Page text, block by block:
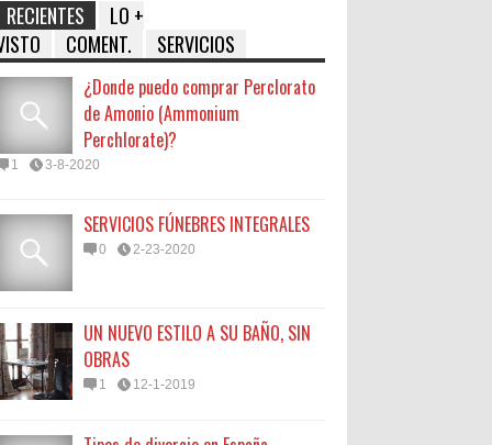
RECIENTES
LO +
COMENT. SERVICIOS
¿Donde puedo comprar Perclorato
de Amonio (Ammonium
Perchlorate)?
1 3-8-2020
SERVICIOS FÚNEBRES INTEGRALES
0 2-23-2020
UN NUEVO ESTILO A SU BAÑO, SIN
OBRAS
1 12-1-2019